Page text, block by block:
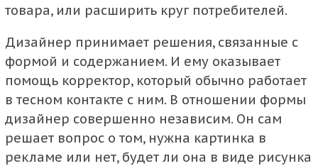
товара, или расширить круг потребителей.
Дизайнер принимает решения, связанные с
формой и содержанием. И ему оказывает
помощь корректор, который обычно работает
в тесном контакте с ним. В отношении формы
дизайнер совершенно независим. Он сам
решает вопрос о том, нужна картинка в
рекламе или нет, будет ли она в виде рисунка